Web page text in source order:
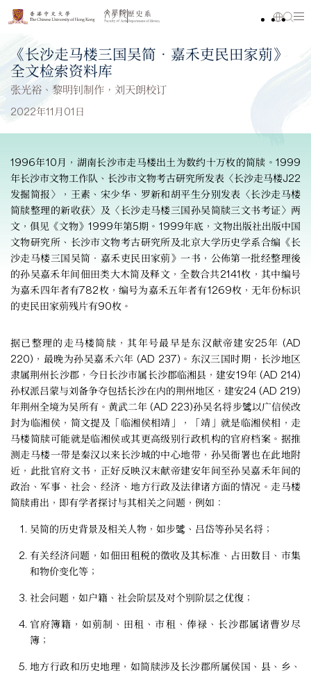
《长沙走马楼三国吴简‧嘉禾吏民田家莂》
全文检索资料库
张光裕、黎明钊制作，刘天朗校订
2022年11月01日
1996年10月，湖南长沙市走马楼出土为数约十万枚的简牍。1999
年长沙市文物工作队、长沙市文物考古研究所发表〈长沙走马楼J22
发掘简报〉，王素、宋少华、罗新和胡平生分别发表〈长沙走马楼
简牍整理的新收获〉及〈长沙走马楼三国孙吴简牍三文书考证〉两
文，俱见《文物》1999年第5期。1999年底，文物出版社出版中国
文物研究所、长沙市文物考古研究所及北京大学历史学系合编《长
沙走马楼三国吴简‧嘉禾吏民田家莂》一书，公佈第一批经整理後
的孙吴嘉禾年间佃田类大木简及释文，全数合共2141枚，其中编号
为嘉禾四年者有782枚，编号为嘉禾五年者有1269枚，无年份标识
的吏民田家莂残片有90枚。
据已整理的走马楼简牍，其年号最早是东汉献帝建安25年 (AD
220)，最晚为孙吴嘉禾六年 (AD 237)。东汉三国时期，长沙地区
隶属荆州长沙郡，今日长沙市属长沙郡临湘县，建安19年 (AD 214)
孙权派吕蒙与刘备争夺包括长沙在内的荆州地区，建安24 (AD 219)
年荆州全境为吴所有。黄武二年 (AD 223)孙吴名将步骘以广信侯改
封为临湘侯，简文提及「临湘侯相靖」，「靖」就是临湘侯相，走
马楼简牍可能就是临湘侯或其更高级别行政机构的官府档案。据推
测走马楼一带是秦汉以来长沙城的中心地带，孙吴衙署也在此地附
近，此批官府文书，正好反映汉末献帝建安年间至孙吴嘉禾年间的
政治、军事、社会、经济、地方行政及法律诸方面的情况。走马楼
简牍甫出，即有学者探讨与其相关之问题，例如：
吴简的历史背景及相关人物，如步骘、吕岱等孙吴名将；
有关经济问题，如佃田租税的徵收及其标准、占田数目、市集
和物价变化等；
社会问题，如户籍、社会阶层及对个别阶层之优復；
官府簿籍，如莂制、田租、市租、俸禄、长沙郡属诸曹岁尽
簿；
地方行政和历史地理，如简牍涉及长沙郡所属侯国、县、乡、